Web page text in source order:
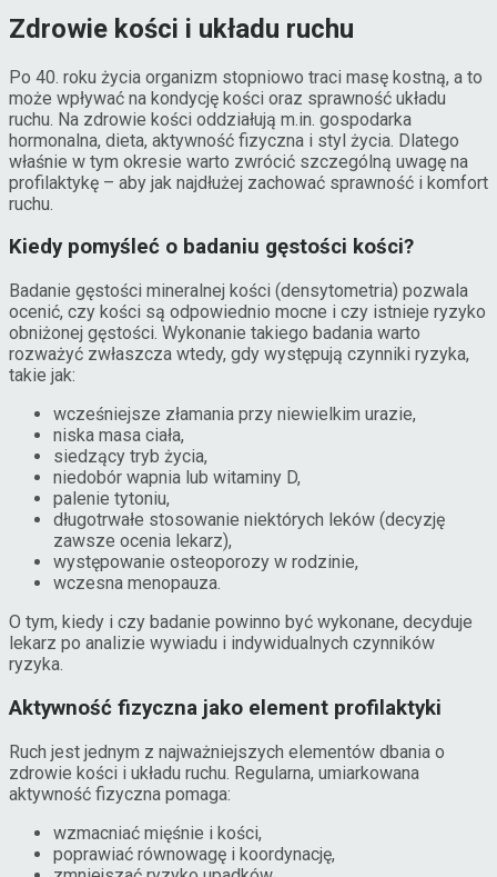
Zdrowie kości i układu ruchu
Po 40. roku życia organizm stopniowo traci masę kostną, a to
może wpływać na kondycję kości oraz sprawność układu
ruchu. Na zdrowie kości oddziałują m.in. gospodarka
hormonalna, dieta, aktywność fizyczna i styl życia. Dlatego
właśnie w tym okresie warto zwrócić szczególną uwagę na
profilaktykę – aby jak najdłużej zachować sprawność i komfort
ruchu.
Kiedy pomyśleć o badaniu gęstości kości?
Badanie gęstości mineralnej kości (densytometria) pozwala
ocenić, czy kości są odpowiednio mocne i czy istnieje ryzyko
obniżonej gęstości. Wykonanie takiego badania warto
rozważyć zwłaszcza wtedy, gdy występują czynniki ryzyka,
takie jak:
wcześniejsze złamania przy niewielkim urazie,
niska masa ciała,
siedzący tryb życia,
niedobór wapnia lub witaminy D,
palenie tytoniu,
długotrwałe stosowanie niektórych leków (decyzję
zawsze ocenia lekarz),
występowanie osteoporozy w rodzinie,
wczesna menopauza.
O tym, kiedy i czy badanie powinno być wykonane, decyduje
lekarz po analizie wywiadu i indywidualnych czynników
ryzyka.
Aktywność fizyczna jako element profilaktyki
Ruch jest jednym z najważniejszych elementów dbania o
zdrowie kości i układu ruchu. Regularna, umiarkowana
aktywność fizyczna pomaga:
wzmacniać mięśnie i kości,
poprawiać równowagę i koordynację,